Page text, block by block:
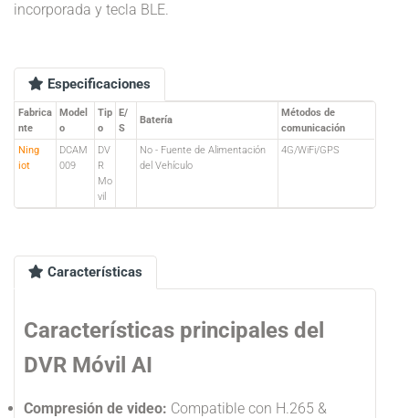
incorporada y tecla BLE.
Especificaciones
Fabrica
nte
Model
o
Tip
o
E/
S
Batería
Métodos de
comunicación
Ning
iot
DCAM
009
DV
R
Mo
vil
No - Fuente de Alimentación
del Vehículo
4G/WiFi/GPS
Características
Características principales del
DVR Móvil AI
Compresión de video: Compatible con H.265 &